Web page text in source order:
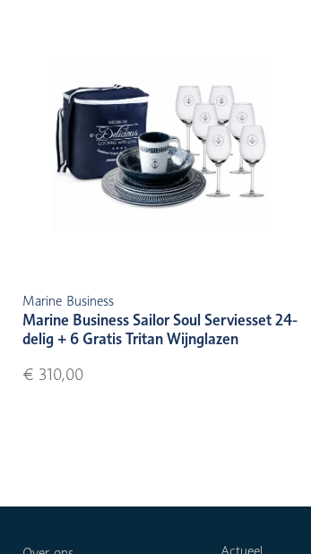
Marine Business
Marine Business Sailor Soul Serviesset 24-
delig + 6 Gratis Tritan Wijnglazen
€ 310,00